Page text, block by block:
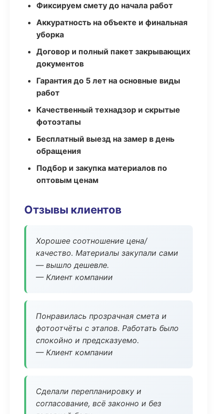
Фиксируем смету до начала работ
Аккуратность на объекте и финальная
уборка
Договор и полный пакет закрывающих
документов
Гарантия до 5 лет на основные виды
работ
Качественный технадзор и скрытые
фотоэтапы
Бесплатный выезд на замер в день
обращения
Подбор и закупка материалов по
оптовым ценам
Отзывы клиентов
Хорошее соотношение цена/
качество. Материалы закупали сами
— вышло дешевле.
— Клиент компании
Понравилась прозрачная смета и
фотоотчёты с этапов. Работать было
спокойно и предсказуемо.
— Клиент компании
Сделали перепланировку и
согласование, всё законно и без